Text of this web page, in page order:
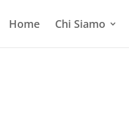
Home Chi Siamo